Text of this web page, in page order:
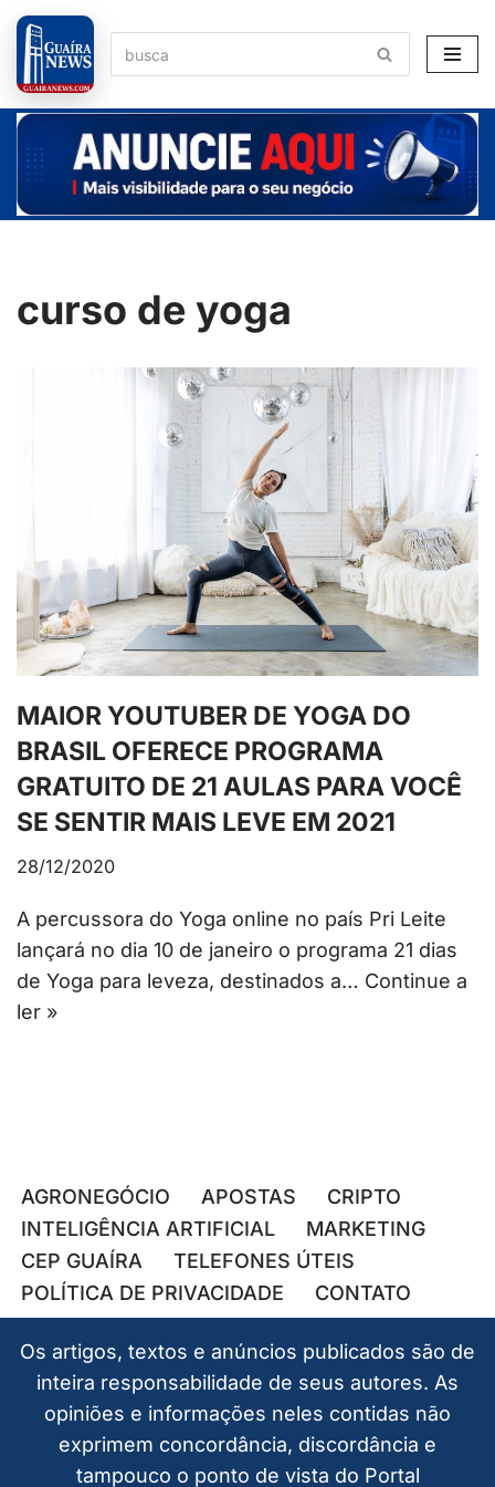
Pular
para
o
conteúdo
curso de yoga
MAIOR YOUTUBER DE YOGA DO
BRASIL OFERECE PROGRAMA
GRATUITO DE 21 AULAS PARA VOCÊ
SE SENTIR MAIS LEVE EM 2021
28/12/2020
A percussora do Yoga online no país Pri Leite
lançará no dia 10 de janeiro o programa 21 dias
de Yoga para leveza, destinados a… Continue a
ler »
AGRONEGÓCIO APOSTAS
CRIPTO
INTELIGÊNCIA ARTIFICIAL
MARKETING
CEP GUAÍRA
TELEFONES ÚTEIS
POLÍTICA DE PRIVACIDADE
CONTATO
Os artigos, textos e anúncios publicados são de
inteira responsabilidade de seus autores. As
opiniões e informações neles contidas não
exprimem concordância, discordância e
tampouco o ponto de vista do Portal